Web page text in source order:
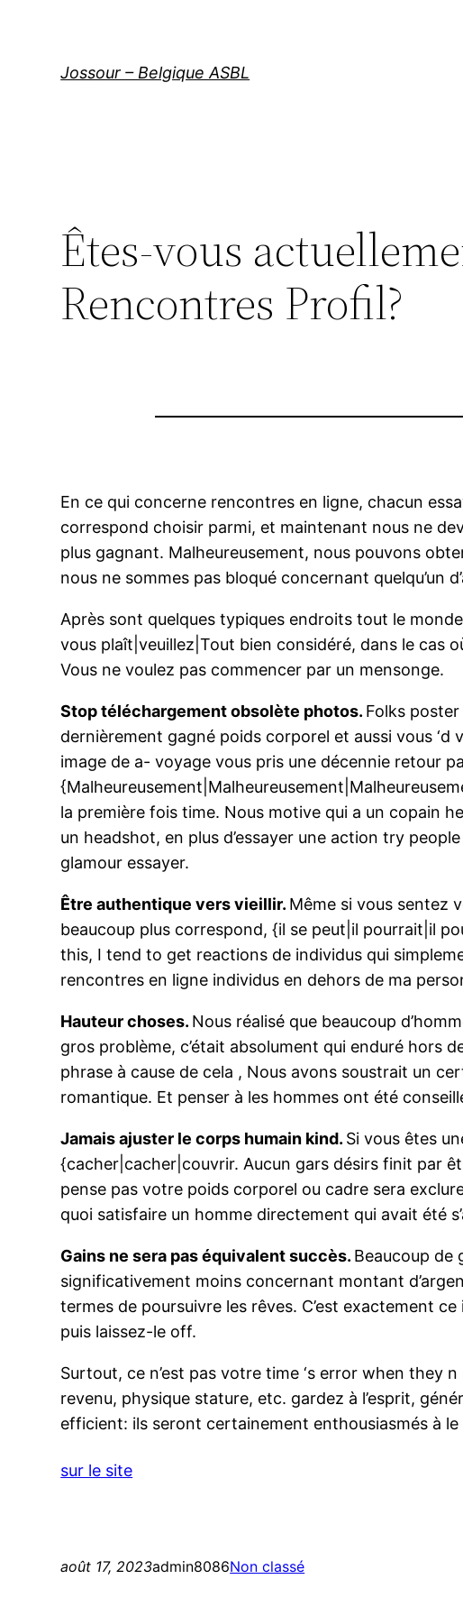
Jossour – Belgique ASBL
Êtes-vous
Rencontres Profil?
En ce qui concerne rencontres en ligne, chacun
correspond choisir parmi, et maintenant nous ne
plus gagnant. Malheureusement, nous pouvons
nous ne sommes pas bloqué concernant quelqu’un
Après sont quelques typiques endroits tout le
vous plaît|veuillez|Tout bien considéré, dans le cas
Vous ne voulez pas commencer par un mensonge.
Stop téléchargement obsolète photos. Folks
dernièrement gagné poids corporel et aussi vous
image de a- voyage vous pris une décennie retour
la première fois time. Nous motive qui a un copain
un headshot, en plus d’essayer une action try
glamour essayer.
Être authentique vers vieillir. Même si vous sentez
beaucoup plus correspond, {il se peut|il pourrait|il
this, I tend to get reactions de individus qui
rencontres en ligne individus en dehors de ma
Hauteur choses. Nous réalisé que beaucoup
gros problème, c’était absolument qui enduré hors
phrase à cause de cela , Nous avons soustrait un
romantique. Et penser à les hommes ont été
Jamais ajuster le corps humain kind. Si vous êtes
{cacher|cacher|couvrir. Aucun gars désirs finit par
pense pas votre poids corporel ou cadre sera
quoi satisfaire un homme directement qui avait été
Gains ne sera pas équivalent succès. Beaucoup de
significativement moins concernant montant
termes de poursuivre les rêves. C’est exactement
puis laissez-le off.
Surtout, ce n’est pas votre time ‘s error when they
revenu, physique stature, etc. gardez à l’esprit,
efficient: ils seront certainement enthousiasmés à le
sur le site
août 17, 2023admin8086Non classé